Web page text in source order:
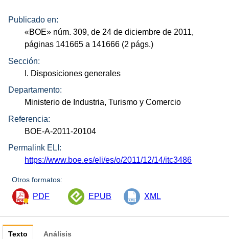
Publicado en:
«BOE» núm. 309, de 24 de diciembre de 2011,
páginas 141665 a 141666 (2 págs.)
Sección:
I. Disposiciones generales
Departamento:
Ministerio de Industria, Turismo y Comercio
Referencia:
BOE-A-2011-20104
Permalink ELI:
https://www.boe.es/eli/es/o/2011/12/14/itc3486
Otros formatos:
PDF EPUB XML
Texto Análisis